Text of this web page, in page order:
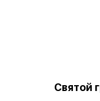
Святой